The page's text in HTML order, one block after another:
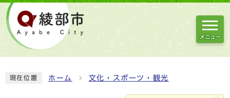
メニュー
現在位置 ホーム 文化・スポーツ・観光